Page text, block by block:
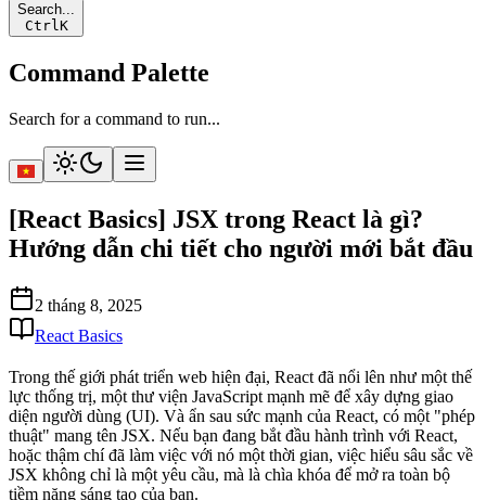
Search...
CtrlK
Command Palette
Search for a command to run...
[React Basics] JSX trong React là gì?
Hướng dẫn chi tiết cho người mới bắt đầu
2 tháng 8, 2025
React Basics
Trong thế giới phát triển web hiện đại, React đã nổi lên như một thế
lực thống trị, một thư viện JavaScript mạnh mẽ để xây dựng giao
diện người dùng (UI). Và ẩn sau sức mạnh của React, có một "phép
thuật" mang tên JSX. Nếu bạn đang bắt đầu hành trình với React,
hoặc thậm chí đã làm việc với nó một thời gian, việc hiểu sâu sắc về
JSX không chỉ là một yêu cầu, mà là chìa khóa để mở ra toàn bộ
tiềm năng sáng tạo của bạn.